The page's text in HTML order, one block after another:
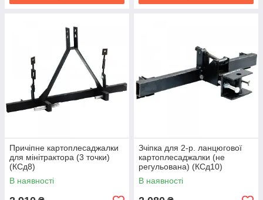
Причіпне картоплесаджалки
для мінітрактора (3 точки)
(КСд8)
В наявності
Зчіпка для 2-р. ланцюгової
картоплесаджалки (не
регульована) (КСд10)
В наявності